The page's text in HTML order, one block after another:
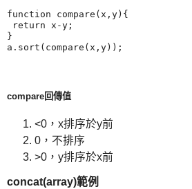
function compare(x,y){
return x-y;
}
compare回傳值
<0，x排序於y前
0，不排序
>0，y排序於x前
concat(array)範例